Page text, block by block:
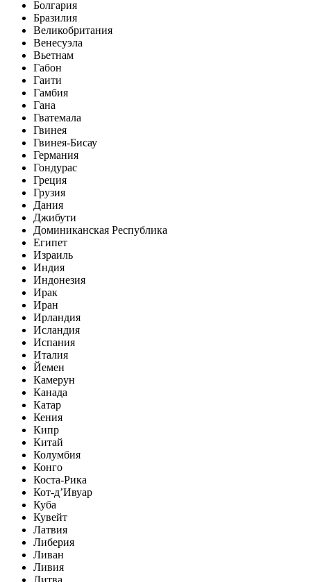
Болгария
Бразилия
Великобритания
Венесуэла
Вьетнам
Габон
Гаити
Гамбия
Гана
Гватемала
Гвинея
Гвинея-Бисау
Германия
Гондурас
Греция
Грузия
Дания
Джибути
Доминиканская Республика
Египет
Израиль
Индия
Индонезия
Ирак
Иран
Ирландия
Исландия
Испания
Италия
Йемен
Камерун
Канада
Катар
Кения
Кипр
Китай
Колумбия
Конго
Коста-Рика
Кот-д’Ивуар
Куба
Кувейт
Латвия
Либерия
Ливан
Ливия
Литва